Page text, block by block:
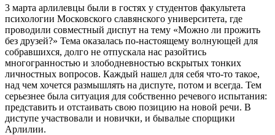
3 марта арлилевцы были в гостях у студентов факультета
психологии Московского славянского университета, где
проводили совместный диспут на тему «Можно ли прожить
без друзей?» Тема оказалась по-настоящему волнующей для
собравшихся, долго не отпускала нас разойтись
многогранностью и злободневностью вскрытых тонких
личностных вопросов. Каждый нашел для себя что-то такое,
над чем хочется размышлять на диспуте, потом и всегда. Тем
серьезнее была ситуация для собственно речевого испытания:
представить и отстаивать свою позицию на новой речи. В
диступе участвовали и новички, и бывалые спорщики
Арлилии.